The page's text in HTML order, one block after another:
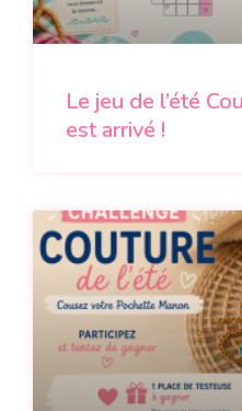
Le jeu de l’été
est arrivé !